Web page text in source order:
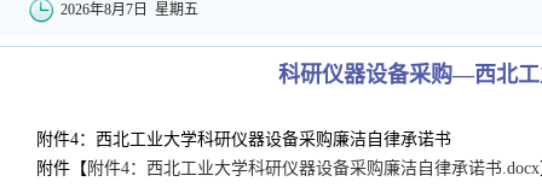
2026年8月7日 星期五
科研仪器设备采购—西北
附件4：西北工业大学科研仪器设备采购廉洁自律承诺书
附件【 附件4：西北工业大学科研仪器设备采购廉洁自律承诺书.docx